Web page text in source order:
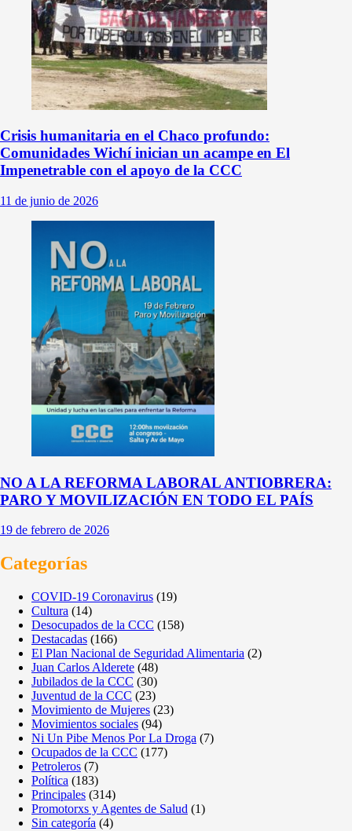
Crisis humanitaria en el Chaco profundo:
Comunidades Wichí inician un acampe en El
Impenetrable con el apoyo de la CCC
11 de junio de 2026
NO A LA REFORMA LABORAL ANTIOBRERA:
PARO Y MOVILIZACIÓN EN TODO EL PAÍS
19 de febrero de 2026
Categorías
COVID-19 Coronavirus (19)
Cultura (14)
Desocupados de la CCC (158)
Destacadas (166)
El Plan Nacional de Seguridad Alimentaria (2)
Juan Carlos Alderete (48)
Jubilados de la CCC (30)
Juventud de la CCC (23)
Movimiento de Mujeres (23)
Movimientos sociales (94)
Ni Un Pibe Menos Por La Droga (7)
Ocupados de la CCC (177)
Petroleros (7)
Política (183)
Principales (314)
Promotorxs y Agentes de Salud (1)
Sin categoría (4)